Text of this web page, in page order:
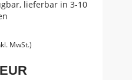
lieferbar in 3-10
MwSt.)